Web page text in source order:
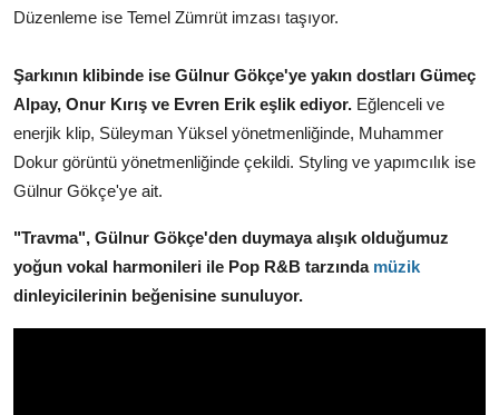
Düzenleme ise Temel Zümrüt imzası taşıyor.
Şarkının klibinde ise Gülnur Gökçe'ye yakın dostları Gümeç
Alpay, Onur Kırış ve Evren Erik eşlik ediyor. Eğlenceli ve
enerjik klip, Süleyman Yüksel yönetmenliğinde, Muhammer
Dokur görüntü yönetmenliğinde çekildi. Styling ve yapımcılık ise
Gülnur Gökçe'ye ait.
"Travma", Gülnur Gökçe'den duymaya alışık olduğumuz
yoğun vokal harmonileri ile Pop R&B tarzındamüzik
dinleyicilerinin beğenisine sunuluyor.